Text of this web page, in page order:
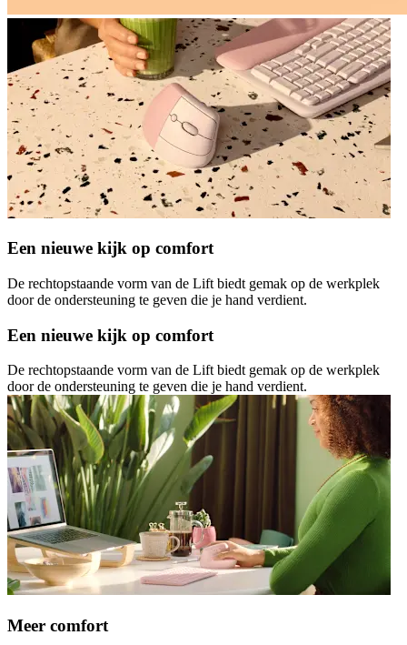
Een nieuwe kijk op comfort
De rechtopstaande vorm van de Lift biedt gemak op de werkplek
door de ondersteuning te geven die je hand verdient.
Een nieuwe kijk op comfort
De rechtopstaande vorm van de Lift biedt gemak op de werkplek
door de ondersteuning te geven die je hand verdient.
Meer comfort